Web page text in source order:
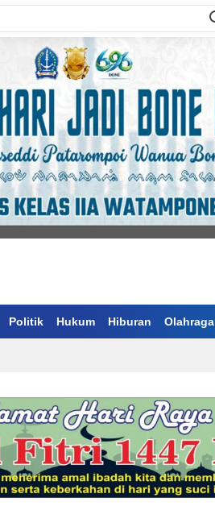
Politik Hukum Hiburan Olahraga